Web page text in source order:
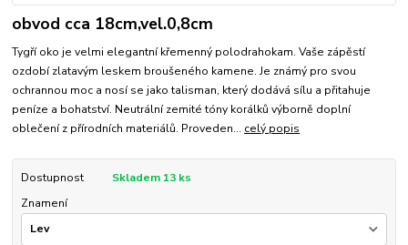
obvod cca 18cm,vel.0,8cm
Tygří oko je velmi elegantní křemenný polodrahokam. Vaše zápěstí
ozdobí zlatavým leskem broušeného kamene. Je známý pro svou
ochrannou moc a nosí se jako talisman, který dodává sílu a přitahuje
peníze a bohatství. Neutrální zemité tóny korálků výborně doplní
oblečení z přírodních materiálů. Proveden... celý popis
Dostupnost
Skladem 13 ks
Znamení